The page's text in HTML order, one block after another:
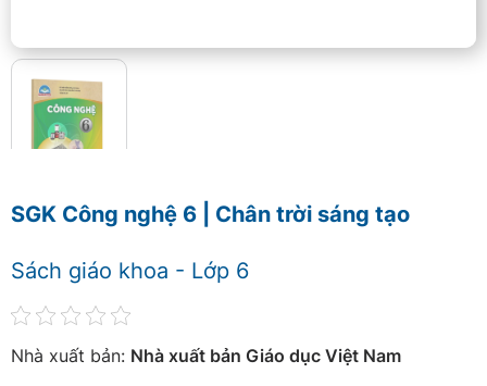
SGK Công nghệ 6 | Chân trời sáng tạo
Sách giáo khoa - Lớp 6
Nhà xuất bản: Nhà xuất bản Giáo dục Việt Nam